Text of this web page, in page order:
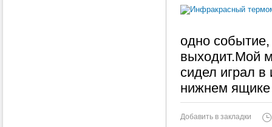
одно
выходит.Мой
сидел играл
нижнем
Добавить в закладки